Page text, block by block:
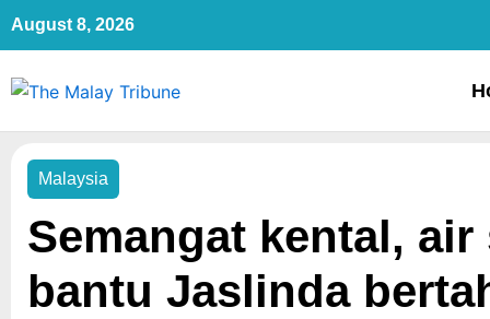
Skip
August 8, 2026
Malaysia
Semangat kental,
bantu Jaslinda